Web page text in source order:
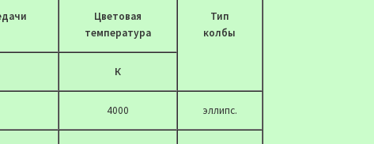
Цветовая
температура
Тип
колбы
К
4000 эллипс.